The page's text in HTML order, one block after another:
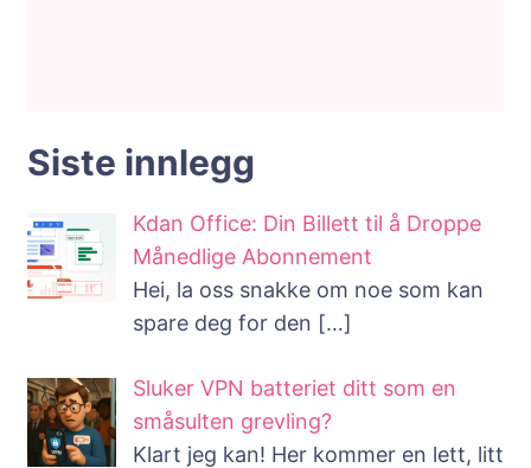
Siste innlegg
Kdan Office: Din Billett til å Droppe
Månedlige Abonnement
Hei, la oss snakke om noe som kan
spare deg for den […]
Sluker VPN batteriet ditt som en
småsulten grevling?
Klart jeg kan! Her kommer en lett, litt